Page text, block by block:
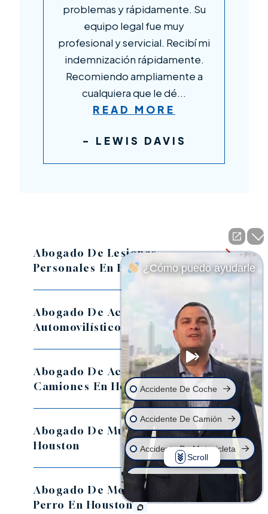
problemas y rápidamente. Su
equipo legal fue muy
profesional y servicial. Recibí mi
indemnización rápidamente.
Recomiendo ampliamente a
cualquiera que le dé...
READ MORE
- LEWIS DAVIS
Abogado De Lesiones
Personales En Houston
Abogado De Accidentes
Automovilísticos En Houston
Abogado De Accidentes De
Camiones En Houston
Abogado De Muerte Injusta En
Houston
Abogado De Mordeduras De
Perro En Houston
¿Cómo puedo ayudarle
Accidente De Coche
Accidente De Camión
Accidente De Motocicleta
Muerte Por Negligencia
Scroll